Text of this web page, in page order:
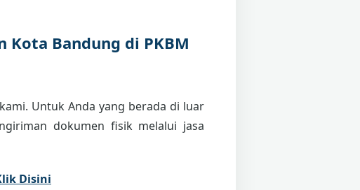
Kota Bandung di PKBM
Untuk Anda yang berada di luar
dokumen fisik melalui jasa
Disini